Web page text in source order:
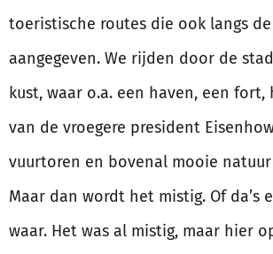
toeristische routes die ook langs
aangegeven. We rijden door de
kust, waar o.a. een haven, een fort,
van de vroegere president
vuurtoren en bovenal mooie
Maar dan wordt het mistig. Of da’s
waar. Het was al mistig, maar hier